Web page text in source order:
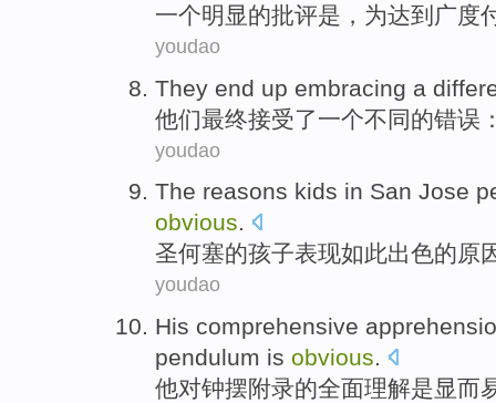
一个明显的批评是 ， 为达到广度
youdao
They end up embracing a
他们最终接受了一个不同的错误
youdao
The reasons kids in San Jose
obvious.
圣何塞的孩子表现如此出色的原
youdao
His comprehensive
pendulum is obvious.
他对钟摆附录的全面理解是显而